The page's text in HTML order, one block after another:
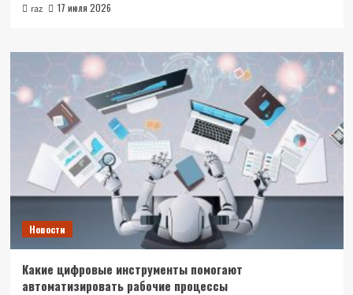
raz 17 июля 2026
Новости
Какие цифровые инструменты помогают
автоматизировать рабочие процессы